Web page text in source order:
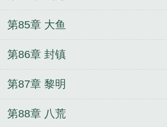
第85章 大鱼
第86章 封镇
第87章 黎明
第88章 八荒